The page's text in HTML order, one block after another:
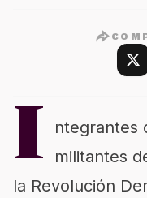
I
ntegrantes
militantes
la Revolución